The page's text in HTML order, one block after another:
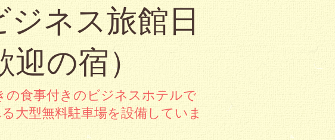
ネス旅館日
の宿）
食事付きのビジネスホテルで
大型無料駐車場を設備していま